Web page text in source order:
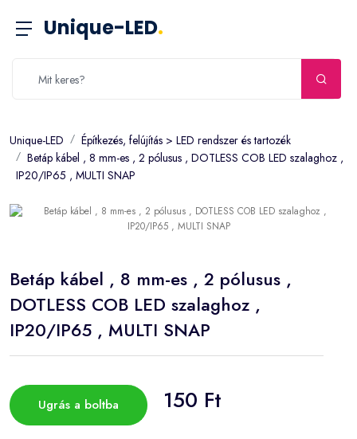
Unique-LED.
Unique-LED
Építkezés, felújítás > LED rendszer és tartozék
Betáp kábel , 8 mm-es , 2 pólusus , DOTLESS COB LED szalaghoz ,
IP20/IP65 , MULTI SNAP
Betáp kábel , 8 mm-es , 2 pólusus ,
DOTLESS COB LED szalaghoz ,
IP20/IP65 , MULTI SNAP
Ugrás a boltba 150 Ft